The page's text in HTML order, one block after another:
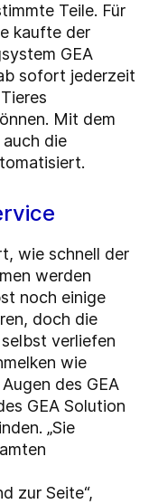
Teile. Für
kaufte der
GEA
sofort jederzeit
Mit dem
die
wie schnell der
werden
noch einige
doch die
verliefen
wie
des GEA
GEA Solution
„Sie
zur Seite“,